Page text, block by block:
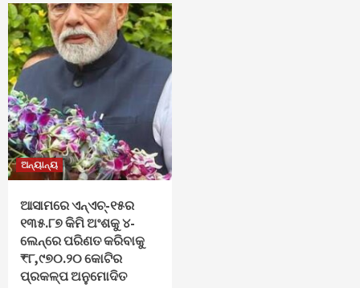
ଅନ୍ୟାନ୍ୟ
ଆସାମରେ ଏନ୍ଏଚ୍-୧୫ର
୧୩୫.୮୭ କିମି ଅଂଶକୁ ୪-
ଲେନ୍‌ରେ ପରିଣତ କରିବାକୁ
₹୮,୯୭୦.୨୦ କୋଟିର
ପ୍ରକଳ୍ପ ଅନୁମୋଦିତ